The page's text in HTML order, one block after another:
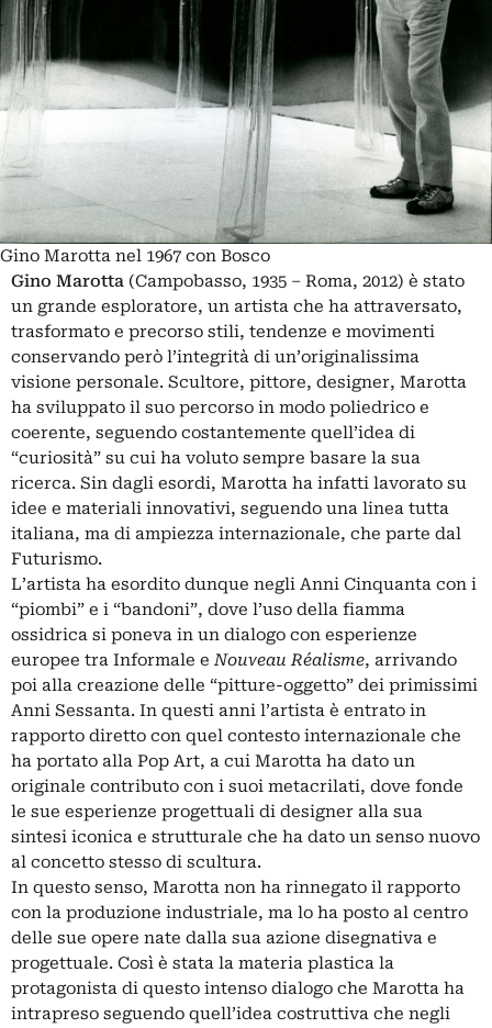
Gino Marotta nel 1967 con Bosco
Gino Marotta (Campobasso, 1935 – Roma, 2012) è stato
un grande esploratore, un artista che ha attraversato,
trasformato e precorso stili, tendenze e movimenti
conservando però l’integrità di un’originalissima
visione personale. Scultore, pittore, designer, Marotta
ha sviluppato il suo percorso in modo poliedrico e
coerente, seguendo costantemente quell’idea di
“curiosità” su cui ha voluto sempre basare la sua
ricerca. Sin dagli esordi, Marotta ha infatti lavorato su
idee e materiali innovativi, seguendo una linea tutta
italiana, ma di ampiezza internazionale, che parte dal
Futurismo.
L’artista ha esordito dunque negli Anni Cinquanta con i
“piombi” e i “bandoni”, dove l’uso della fiamma
ossidrica si poneva in un dialogo con esperienze
europee tra Informale eNouveau Réalisme, arrivando
poi alla creazione delle “pitture-oggetto” dei primissimi
Anni Sessanta. In questi anni l’artista è entrato in
rapporto diretto con quel contesto internazionale che
ha portato alla Pop Art, a cui Marotta ha dato un
originale contributo con i suoi metacrilati, dove fonde
le sue esperienze progettuali di designer alla sua
sintesi iconica e strutturale che ha dato un senso nuovo
al concetto stesso di scultura.
In questo senso, Marotta non ha rinnegato il rapporto
con la produzione industriale, ma lo ha posto al centro
delle sue opere nate dalla sua azione disegnativa e
progettuale. Così è stata la materia plastica la
protagonista di questo intenso dialogo che Marotta ha
intrapreso seguendo quell’idea costruttiva che negli